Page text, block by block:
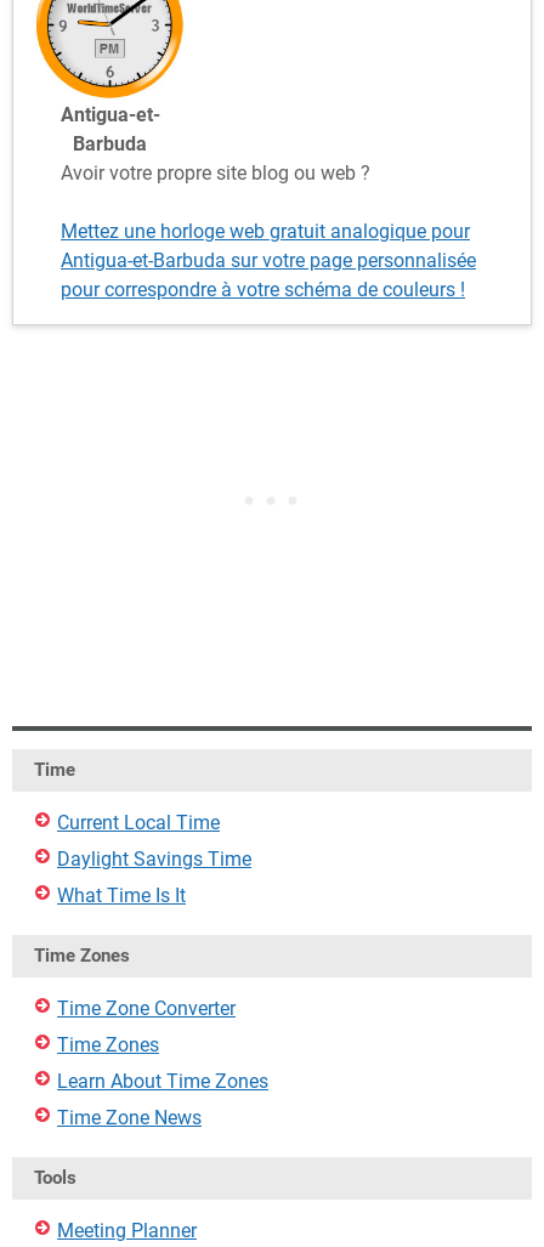
Antigua-et-
Barbuda
Avoir votre propre site blog ou web ?
Mettez une horloge web gratuit analogique pour
Antigua-et-Barbuda sur votre page personnalisée
pour correspondre à votre schéma de couleurs !
Time
Current Local Time
Daylight Savings Time
What Time Is It
Time Zones
Time Zone Converter
Time Zones
Learn About Time Zones
Time Zone News
Tools
Meeting Planner